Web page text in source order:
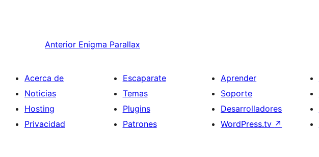
Anterior Enigma Parallax
Acerca de
Noticias
Hosting
Privacidad
Escaparate
Temas
Plugins
Patrones
Aprender
Soporte
Desarrolladores
WordPress.tv ↗